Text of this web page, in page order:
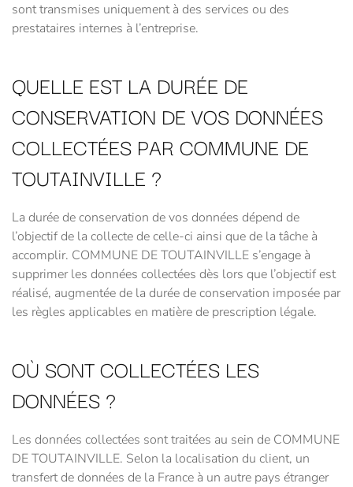
sont transmises uniquement à des services ou des
prestataires internes à l’entreprise.
QUELLE EST LA DURÉE DE
CONSERVATION DE VOS DONNÉES
COLLECTÉES PAR COMMUNE DE
TOUTAINVILLE ?
La durée de conservation de vos données dépend de
l’objectif de la collecte de celle-ci ainsi que de la tâche à
accomplir. COMMUNE DE TOUTAINVILLE s’engage à
supprimer les données collectées dès lors que l’objectif est
réalisé, augmentée de la durée de conservation imposée par
les règles applicables en matière de prescription légale.
OÙ SONT COLLECTÉES LES
DONNÉES ?
Les données collectées sont traitées au sein de COMMUNE
DE TOUTAINVILLE. Selon la localisation du client, un
transfert de données de la France à un autre pays étranger